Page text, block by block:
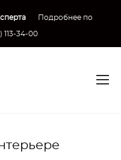
Подробнее по
113-34-00